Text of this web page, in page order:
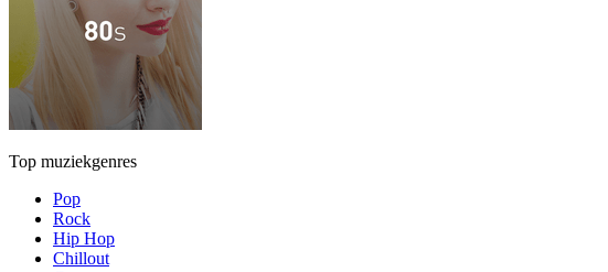
Top muziekgenres
Pop
Rock
Hip Hop
Chillout